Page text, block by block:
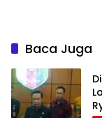
Baca Juga